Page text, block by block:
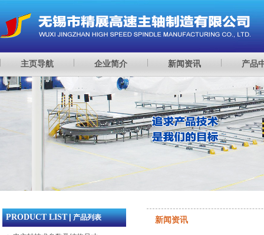
主页导航 企业简介 新闻资讯 产品
PRODUCT LIST | 产品列表 新闻资讯